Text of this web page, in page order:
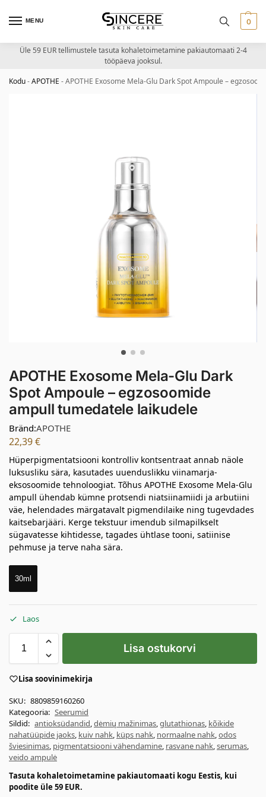
MENU 0
Üle 59 EUR tellimustele tasuta kohaletoimetamine pakiautomaati 2-4
tööpäeva jooksul.
Kodu-APOTHE -APOTHE Exosome Mela-Glu Dark Spot Ampoule –
APOTHE Exosome Mela-Glu Dark
Spot Ampoule – egzosoomide
ampull tumedatele laikudele
Bränd:APOTHE
22,39€
Hüperpigmentatsiooni kontrolliv kontsentraat annab näole
luksusliku sära, kasutades uuenduslikku viinamarja-
eksosoomide tehnoloogiat. Tõhus APOTHE Exosome Mela-Glu
ampull ühendab kümne protsendi niatsiinamiidi ja arbutiini
väe, helendades märgatavalt pigmendilaike ning tugevdades
kaitsebarjääri. Kerge tekstuur imendub silmapilkselt
sügavatesse kihtidesse, tagades ühtlase tooni, satiinise
pehmuse ja terve naha sära.
30ml
Laos
Lisa ostukorvi
Lisa soovinimekirja
SKU: 8809859160260
Kategooria: Seerumid
Sildid: antioksüdandid,dėmių mažinimas,glutathionas, kõikide
nahatüüpide jaoks, kuiv nahk, küps nahk, normaalne nahk,odos
šviesinimas, pigmentatsiooni vähendamine, rasvane nahk,serumas,
veido ampulė
Tasuta kohaletoimetamine pakiautomaati kogu Eestis, kui
poodite üle 59 EUR.